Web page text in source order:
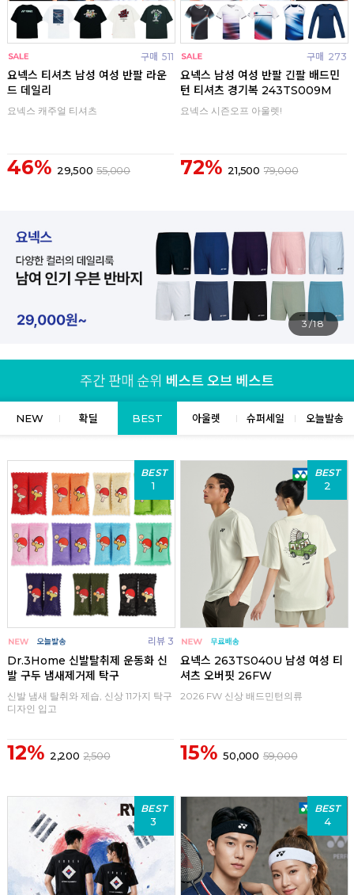
구매 511
요넥스 티셔츠 남성 여성 반팔 라운
드 데일리
요넥스 캐주얼 티셔츠
46% 29,500 55,000
구매 273
요넥스 남성 여성 반팔 긴팔 배드민
턴 티셔츠 경기복 243TS009M
요넥스 시즌오프 아울렛!
72% 21,500 79,000
4/18
NEW 확딜 BEST 아울렛 슈퍼세일 오늘발송
BEST
1
리뷰 3
Dr.3Home 신발탈취제 운동화 신
발 구두 냄새제거제 탁구
신발 냄새 탈취와 제습, 신상 11가지 탁구
디자인 입고
12% 2,200 2,500
BEST
2
요넥스 263TS040U 남성 여성 티
셔츠 오버핏 26FW
2026 FW 신상 배드민턴의류
15% 50,000 59,000
BEST
3
BEST
4